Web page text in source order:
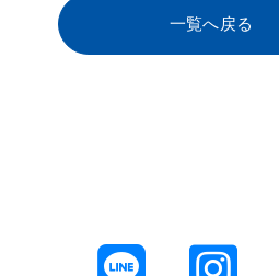
一覧へ戻る